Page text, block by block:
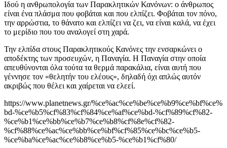
Ιδού η ανθρωπολογία των Παρακλητικών Κανόνων: ο άνθρωπος
είναι ένα πλάσμα που φοβάται και που ελπίζει. Φοβάται τον πόνο,
την αρρώστια, το θάνατο και ελπίζει να ζει, να είναι καλά, να έχει
το μερίδιο που του αναλογεί στη χαρά.
Την ελπίδα στους Παρακλητικούς Κανόνες την ενσαρκώνει ο
αποδέκτης των προσευχών, η Παναγία. Η Παναγία στην οποία
απευθύνονται όλα τούτα τα θερμά παρακάλια, είναι αυτή που
γέννησε τον «θελητήν του ελέους», δηλαδή όχι απλώς αυτόν
ακριβώς που θέλει και χαίρεται να ελεεί.
https://www.planetnews.gr/%ce%ac%ce%be%ce%b9%ce%bf%ce%
bd-%ce%b5%cf%83%cf%84%ce%af%ce%bd-%cf%89%cf%82-
%ce%b1%ce%bb%ce%b7%ce%b8%cf%8e%cf%82-
%cf%88%ce%ac%ce%bb%ce%bf%cf%85%ce%bc%ce%b5-
%ce%ba%ce%ac%ce%b8%ce%b5-%ce%b1%cf%80/